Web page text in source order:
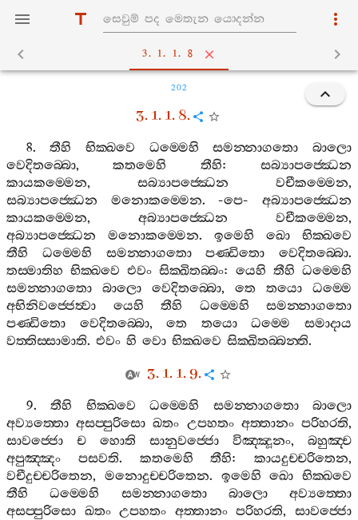
3. 1. 1. 8
202
3. 1. 1. 8.
8.තීහි භික‍්ඛවෙ ධම‍්මෙහි සමන‍්නාගතො
බාලො
වෙදිතබ‍්බො,කතමෙහි තීහි:සබ්‍යාපජ‍්ඣෙන
කායකම‍්මෙන, සබ්‍යාපජ‍්ඣෙන වචීකම‍්මෙන,
සබ්‍යාපජ‍්ඣෙන
මනොකම‍්මෙන. -පෙ-අබ්‍යාපජ‍්ඣෙන
කායකම‍්මෙන, අබ්‍යාපජ‍්ඣෙන වචීකම‍්මෙන,
අබ්‍යාපජ‍්ඣෙන
මනොකම‍්මෙන. ඉමෙහි ඛො
භික‍්ඛවෙ
තීහි
ධම‍්මෙහි සමන‍්නාගතො පණ‍්ඩිතො වෙදිතබ‍්බො.
තස‍්මාතිහ භික‍්ඛවෙ එවං සික‍්ඛිතබ‍්බං: යෙහි තීහි ධම‍්මෙහි
සමන‍්නාගතො
බාලො වෙදිතබ‍්බො, තෙ තයො
ධම‍්මෙ
අභිනිවජ‍්ජෙත්‍වා
යෙහි තීහි ධම‍්මෙහි
සමන‍්නාගතො
පණ‍්ඩිතො
වෙදිතබ‍්බො,තෙ තයො ධම‍්මෙ
සමාදාය
වත‍්තිස‍්සාමාති. එවං හි වො භික‍්ඛවෙ සික‍්ඛිතබ‍්බන‍්ති.
3. 1. 1. 9.
9.තීහි භික‍්ඛවෙ ධම‍්මෙහි සමන‍්නාගතො
බාලො
අව්‍යත‍්තො අසප‍්පුරිසො ඛතං උපහතං අත‍්තානං පරිහරති,
සාවජ‍්ජො
ච හොති සානුවජ‍්ජො විඤ‍්ඤූනං, බහුඤ‍්ච
අපුඤ‍්ඤං
පසවති. කතමෙහි තීහි: කායදුච‍්චරිතෙන,
වචීදුච‍්චරිතෙන, මනොදුච‍්චරිතෙන. ඉමෙහි ඛො භික‍්ඛවෙ
තීහි
ධම‍්මෙහි සමන‍්නාගතො බාලො
අව්‍යත‍්තො
අසප‍්පුරිසො ඛතං උපහතං අත‍්තානං පරිහරති,සාවජ‍්ජො